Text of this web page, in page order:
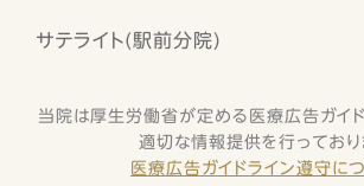
サテライト(駅前分院)
当院は厚生労働省が定める医療広告ガイド
適切な情報提供を行っており
医療広告ガイドライン遵守に